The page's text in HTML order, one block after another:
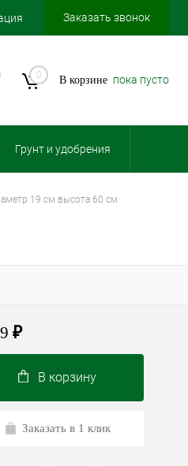
Заказать звонок
0 В корзине пока пусто
Грунт и удобрения
19 см высота 60 см
₽
В корзину
Заказать в 1 клик